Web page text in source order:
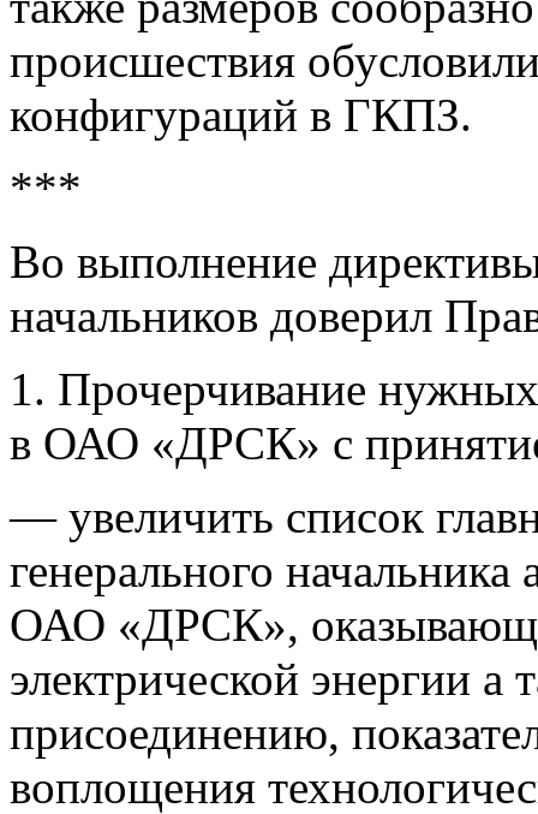
происшествия
конфигураций в ГКПЗ.
***
Во выполнение
начальников доверил
1. Прочерчивание
в ОАО «ДРСК» с
— увеличить список
генерального
ОАО «ДРСК»,
электрической энергии а
присоединению,
воплощения